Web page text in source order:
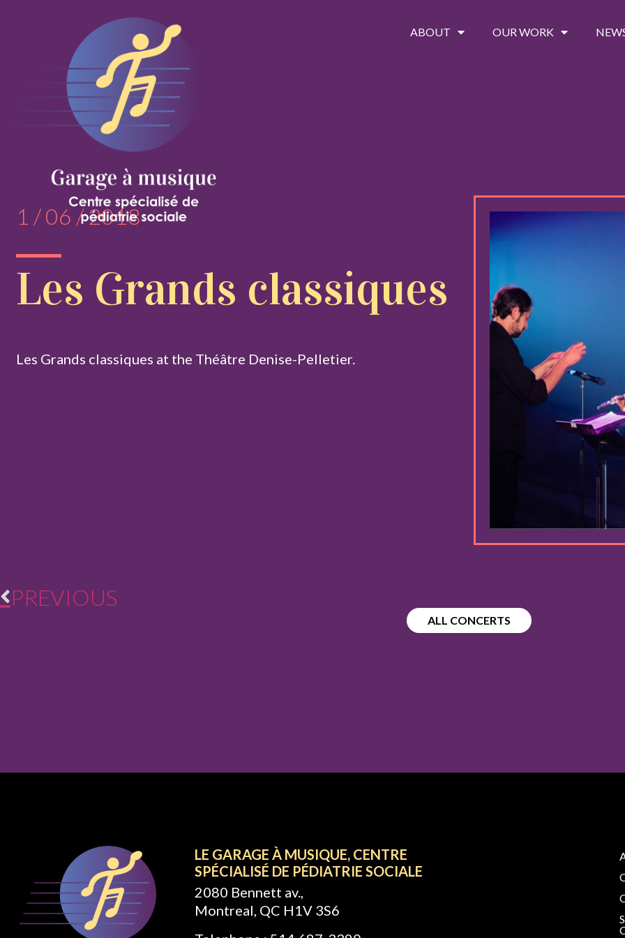
ABOUT OUR WORK
1 / 06 / 2018
Les Grands classiques
Les Grands classiques at the Théâtre Denise-Pelletier.
PREVIOUS
ALL CONCERTS
LE GARAGE À MUSIQUE, CENTRE
SPÉCIALISÉ DE PÉDIATRIE SOCIALE
2080 Bennett av.,
Montreal, QC H1V 3S6